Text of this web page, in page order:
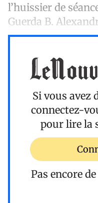
l’huissier de
Guerda B.
Si vous avez
connectez-
pour lire la
Pas encore